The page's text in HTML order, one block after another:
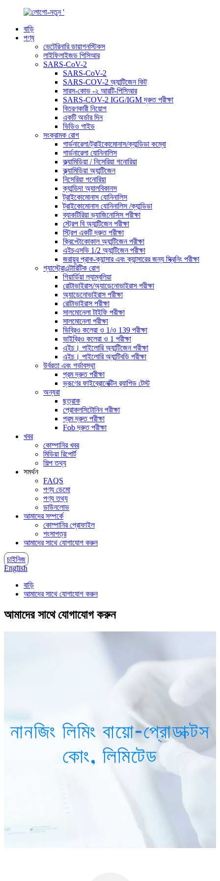
বাড়ি
পণ্য
ভেটেরিনারি ডায়াগনস্টিকস
লাইফিলাইজড পিসিআর
SARS-CoV-2
SARS-CoV-2
SARS-COV-2 অ্যান্টিজেন কিট
সারস-কোভ -২ আরটি-পিসিআর
SARS-COV-2 IGG/IGM দ্রুত পরীক্ষা
বিতরণকারী নিয়োগ
একটি অর্ডার দিন
ভিডিও গাইড
সংক্রামক রোগ
গার্ডনারেলা/ট্রাইকোমোনাস/ক্যান্ডিডা কম্বো
গার্ডনারেলা যোনিনালিস
ক্ল্যামিডিয়া / নিসেরিয়া গনোরিয়া
ক্ল্যামিডিয়া অ্যান্টিজেন
নিসেরিয়া গনোরিয়া
ক্যান্ডিদা অ্যালবিকানস
ট্রাইকোমোনাস যোনিনালিস
ট্রাইকোমোনাস যোনিনালিস /ক্যান্ডিডা
ব্যাকটিরিয়া ভ্যাজিনোসিস পরীক্ষা
স্ট্রেপ বি অ্যান্টিজেন পরীক্ষা
স্ট্রিপ একটি দ্রুত পরীক্ষা
ক্রিপ্টোকোকাল অ্যান্টিজেন পরীক্ষা
এইচএসভি 1/2 অ্যান্টিজেন পরীক্ষা
জরায়ুর প্রাক-ক্যান্সার এবং ক্যান্সারের জন্য স্ক্রিনিং পরীক্ষা
গ্যাস্ট্রোএন্টারিটিক রোগ
গিয়ার্ডিয়া ল্যাম্বলিয়া
রোটাভাইরাস/অ্যাডেনোভাইরাস পরীক্ষা
অ্যাডেনোভাইরাস পরীক্ষা
রোটাভাইরাস পরীক্ষা
সালমোনেলা টাইফি পরীক্ষা
সালমোনেলা পরীক্ষা
ভিব্রিও কলেরা ও 1/ও 139 পরীক্ষা
ভাইব্রিও কলেরা ও 1 পরীক্ষা
এইচ। পাইলোরি অ্যান্টিজেন পরীক্ষা
এইচ। পাইলোরি অ্যান্টিবডি পরীক্ষা
উর্বরতা এবং গর্ভাবস্থা
প্রম দ্রুত পরীক্ষা
ভ্রূণের ফাইব্রোনেক্টিন র‌্যাপিড টেস্ট
অন্যরা
ছত্রাক
প্রোকলসিটোনিন পরীক্ষা
প্রম দ্রুত পরীক্ষা
Fob দ্রুত পরীক্ষা
খবর
কোম্পানির খবর
মিডিয়া রিপোর্ট
শিল্প তথ্য
সমর্থন
FAQS
পণ্য ডেমো
পণ্য তথ্য
ডাউনলোড
আমাদের সম্পর্কে
কোম্পানির প্রোফাইল
শংসাপত্র
আমাদের সাথে যোগাযোগ করুন
চাইনিজ
English
বাড়ি
আমাদের সাথে যোগাযোগ করুন
আমাদের সাথে যোগাযোগ করুন
নানজিং লিমিং বায়ো-প্রোডাক্টস
কোং, লিমিটেড